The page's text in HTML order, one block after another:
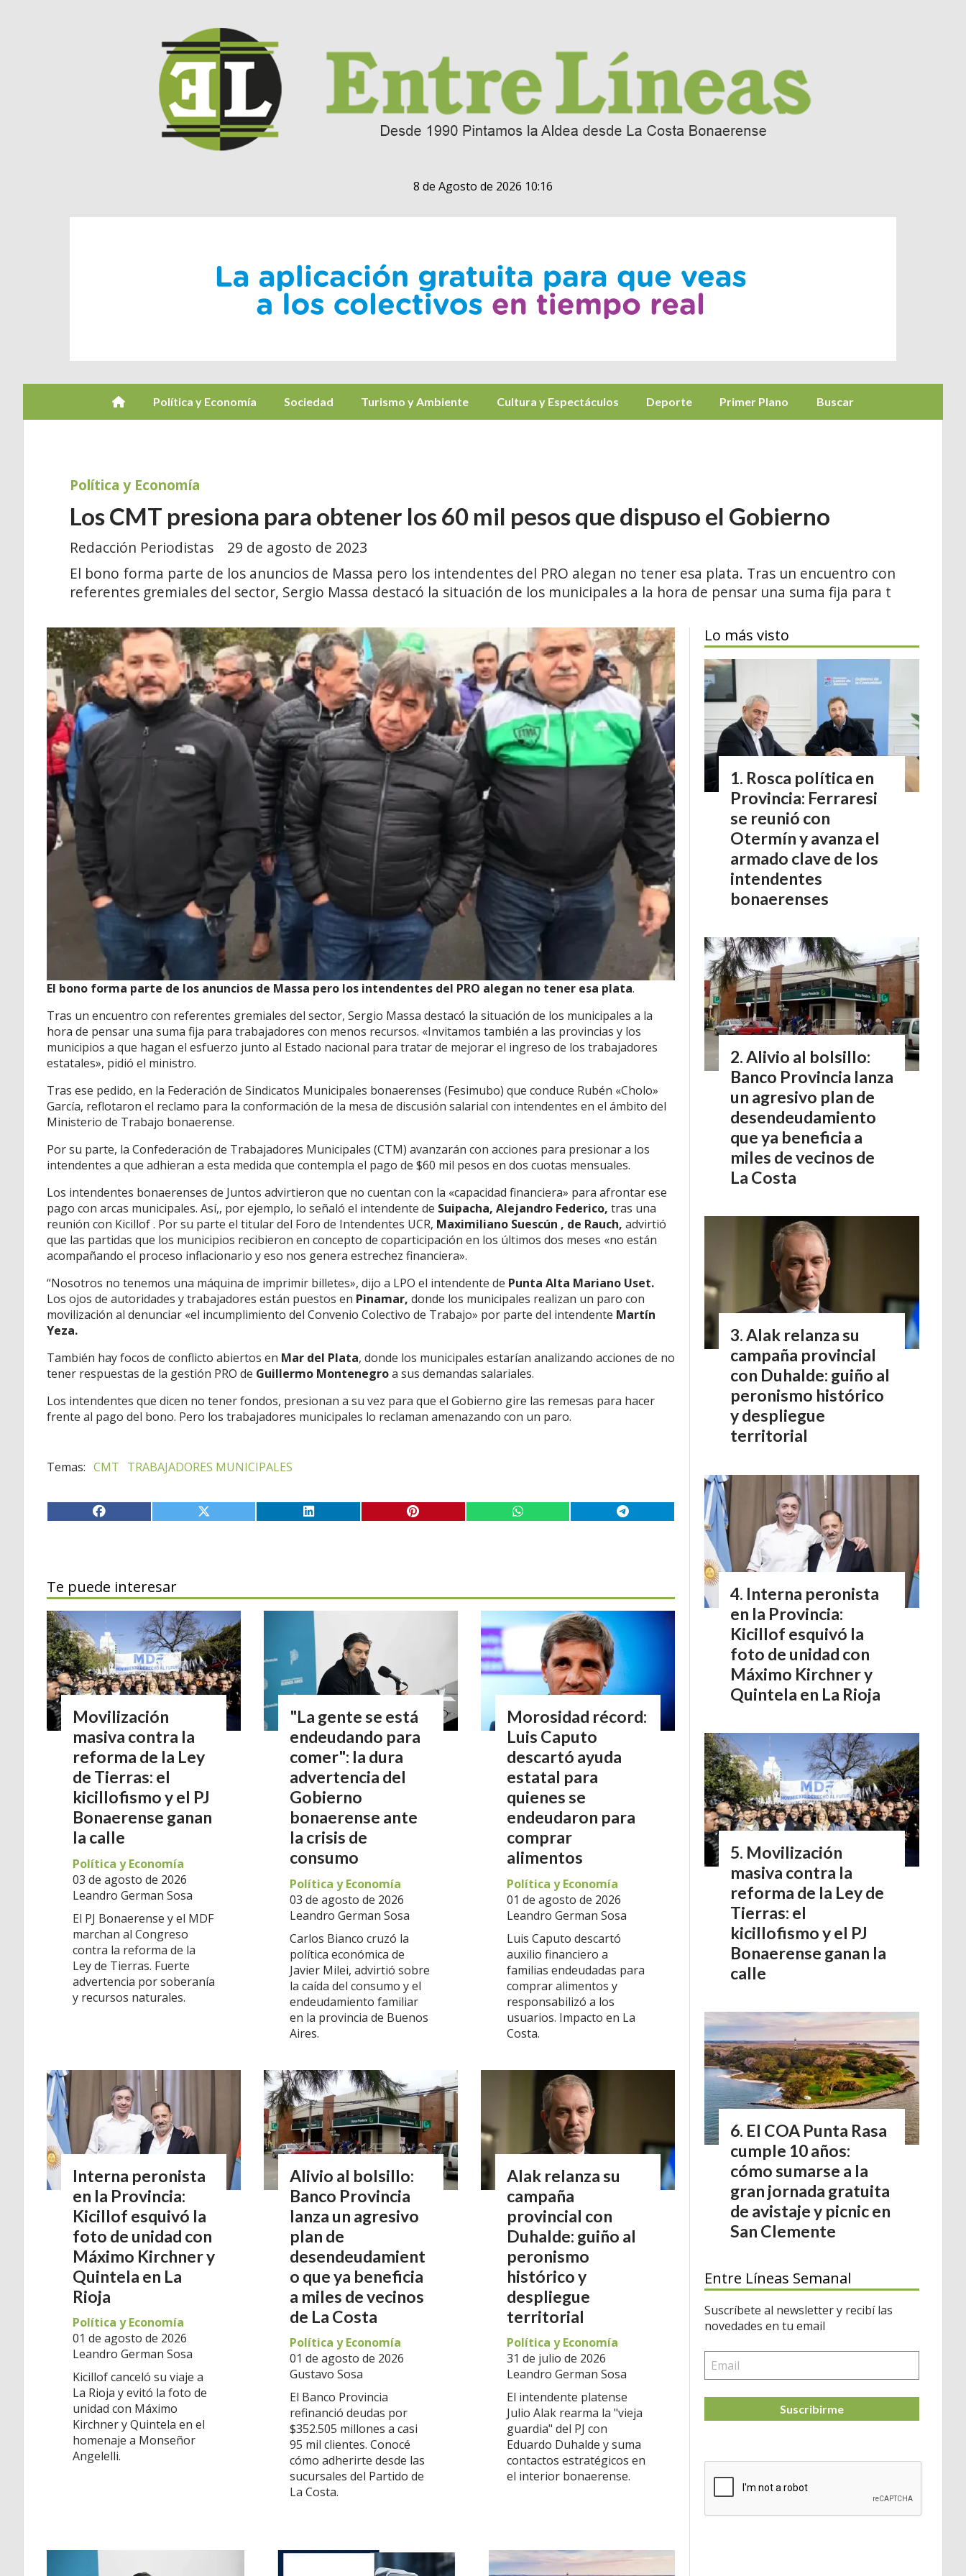
8 de Agosto de 2026 10:16
Política y Economía Sociedad Turismo y Ambiente Cultura y Espectáculos Deporte Primer Plano Buscar
Los CMT presiona para obtener los 60 mil pesos que dispuso el Gobierno
El bono forma parte de los anuncios de Massa pero los intendentes del PRO alegan no tener esa plata. Tras un encuentro con
referentes gremiales del sector, Sergio Massa destacó la situación de los municipales a la hora de pensar una suma fija para t
Política y Economía
29 de agosto de 2023
Redacción Periodistas
El bono forma parte de los anuncios de Massa pero los intendentes del PRO alegan no tener esa plata.
Tras un encuentro con referentes gremiales del sector, Sergio Massa destacó la situación de los municipales a la
hora de pensar una suma fija para trabajadores con menos recursos. «Invitamos también a las provincias y los
municipios a que hagan el esfuerzo junto al Estado nacional para tratar de mejorar el ingreso de los trabajadores
estatales», pidió el ministro.
Tras ese pedido, en la Federación de Sindicatos Municipales bonaerenses (Fesimubo) que conduce Rubén «Cholo»
García, reflotaron el reclamo para la conformación de la mesa de discusión salarial con intendentes en el ámbito del
Ministerio de Trabajo bonaerense.
Por su parte, la Confederación de Trabajadores Municipales (CTM) avanzarán con acciones para presionar a los
intendentes a que adhieran a esta medida que contempla el pago de $60 mil pesos en dos cuotas mensuales.
Los intendentes bonaerenses de Juntos advirtieron que no cuentan con la «capacidad financiera» para afrontar ese
pago con arcas municipales. Así,, por ejemplo, lo señaló el intendente de Suipacha, Alejandro Federico, tras una
reunión con Kicillof . Por su parte el titular del Foro de Intendentes UCR, Maximiliano Suescún , de Rauch, advirtió
que las partidas que los municipios recibieron en concepto de coparticipación en los últimos dos meses «no están
acompañando el proceso inflacionario y eso nos genera estrechez financiera».
“Nosotros no tenemos una máquina de imprimir billetes», dijo a LPO el intendente de Punta Alta Mariano Uset.
Los ojos de autoridades y trabajadores están puestos en Pinamar, donde los municipales realizan un paro con
movilización al denunciar «el incumplimiento del Convenio Colectivo de Trabajo» por parte del intendente Martín
Yeza.
También hay focos de conflicto abiertos en Mar del Plata, donde los municipales estarían analizando acciones de no
tener respuestas de la gestión PRO de Guillermo Montenegroa sus demandas salariales.
Los intendentes que dicen no tener fondos, presionan a su vez para que el Gobierno gire las remesas para hacer
frente al pago del bono. Pero los trabajadores municipales lo reclaman amenazando con un paro.
CMT TRABAJADORES MUNICIPALES
Te puede interesar
Movilización
masiva contra la
reforma de la Ley
de Tierras: el
kicillofismo y el PJ
Bonaerense ganan
la calle
Leandro German Sosa
Política y Economía
03 de agosto de 2026
El PJ Bonaerense y el MDF
marchan al Congreso
contra la reforma de la
Ley de Tierras. Fuerte
advertencia por soberanía
y recursos naturales.
"La gente se está
endeudando para
comer": la dura
advertencia del
Gobierno
bonaerense ante
la crisis de
consumo
Leandro German Sosa
Política y Economía
03 de agosto de 2026
Carlos Bianco cruzó la
política económica de
Javier Milei, advirtió sobre
la caída del consumo y el
endeudamiento familiar
en la provincia de Buenos
Aires.
Morosidad récord:
Luis Caputo
descartó ayuda
estatal para
quienes se
endeudaron para
comprar
alimentos
Leandro German Sosa
Política y Economía
01 de agosto de 2026
Luis Caputo descartó
auxilio financiero a
familias endeudadas para
comprar alimentos y
responsabilizó a los
usuarios. Impacto en La
Costa.
Interna peronista
en la Provincia:
Kicillof esquivó la
foto de unidad con
Máximo Kirchner y
Quintela en La
Rioja
Leandro German Sosa
Política y Economía
01 de agosto de 2026
Kicillof canceló su viaje a
La Rioja y evitó la foto de
unidad con Máximo
Kirchner y Quintela en el
homenaje a Monseñor
Angelelli.
Alivio al bolsillo:
Banco Provincia
lanza un agresivo
plan de
desendeudamient
o que ya beneficia
a miles de vecinos
de La Costa
Gustavo Sosa
Política y Economía
01 de agosto de 2026
El Banco Provincia
refinanció deudas por
$352.505 millones a casi
95 mil clientes. Conocé
cómo adherirte desde las
sucursales del Partido de
La Costa.
Alak relanza su
campaña
provincial con
Duhalde: guiño al
peronismo
histórico y
despliegue
territorial
Leandro German Sosa
Política y Economía
31 de julio de 2026
El intendente platense
Julio Alak rearma la "vieja
guardia" del PJ con
Eduardo Duhalde y suma
contactos estratégicos en
el interior bonaerense.
Lo más visto
Rosca política en
Provincia: Ferraresi
se reunió con
Otermín y avanza el
armado clave de los
intendentes
bonaerenses
Alivio al bolsillo:
Banco Provincia lanza
un agresivo plan de
desendeudamiento
que ya beneficia a
miles de vecinos de
La Costa
Alak relanza su
campaña provincial
con Duhalde: guiño al
peronismo histórico
y despliegue
territorial
Interna peronista
en la Provincia:
Kicillof esquivó la
foto de unidad con
Máximo Kirchner y
Quintela en La Rioja
Movilización
masiva contra la
reforma de la Ley de
Tierras: el
kicillofismo y el PJ
Bonaerense ganan la
calle
El COA Punta Rasa
cumple 10 años:
cómo sumarse a la
gran jornada gratuita
de avistaje y picnic en
San Clemente
Entre Líneas Semanal
Suscríbete al newsletter y recibí las
novedades en tu email
Suscribirme